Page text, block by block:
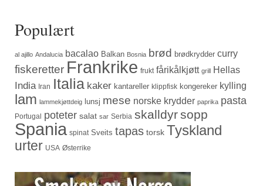
Populært
al ajillo Andalucia bacalao Balkan Bosnia brød brødkrydder curry
fiskeretter Frankrike frukt fårikålkjøtt grill Hellas
India Iran Italia kaker kantareller klippfisk kongereker kylling
lam lammekjøttdeig lunsj mese norske krydder paprika pasta
Portugal poteter salat sar Serbia skalldyrsopp
Spania spinat Sveits tapas torsk Tyskland
urter USA Østerrike